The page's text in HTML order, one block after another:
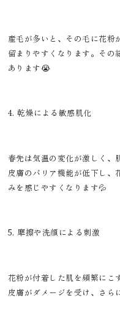
産毛が多いと、その毛に花粉
留まりやすくなります。その
あります😭
4. 乾燥による敏感肌化
春先は気温の変化が激しく、
皮膚のバリア機能が低下し、
みを感じやすくなります💦
5. 摩擦や洗顔による刺激
花粉が付着した肌を頻繁にこ
皮膚がダメージを受け、さら